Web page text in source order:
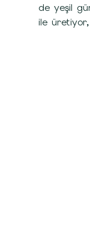
de yeşil
ile